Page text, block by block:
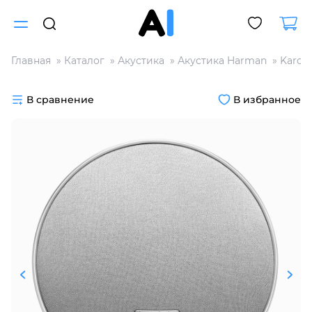
Главная Каталог Акустика Акустика Harman
В сравнение В избранное
Для клиентов всех банков
Разбейте
на части
без переплат
График платежей
Сегодня
25%